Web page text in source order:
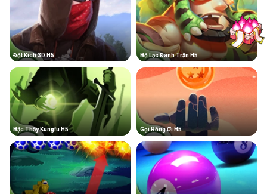
Đột Kích 3D H5 Bộ Lạc Đánh Trận H5
Bậc Thầy Kungfu H5 Gọi Rồng Ơi H5